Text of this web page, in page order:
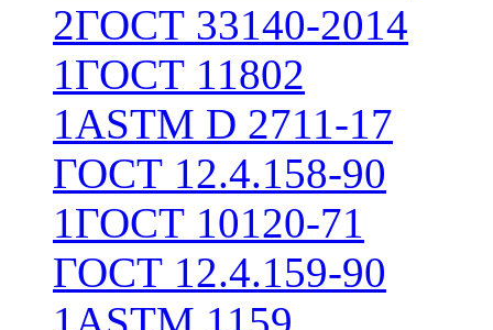
2ГОСТ 33140-2014
1ГОСТ 11802
1ASTM D 2711-17
ГОСТ 12.4.158-90
1ГОСТ 10120-71
ГОСТ 12.4.159-90